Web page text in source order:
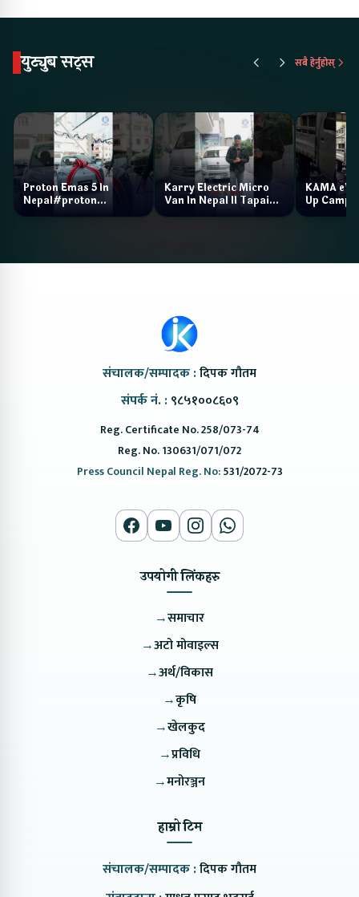
युट्युब सट्स सबै हेर्नुहोस्
Proton Emas 5 In
Nepal#proton
#protonemas5#protonnepal#evcarnepal
Karry Electric Micro
Van In Nepal II Tapaiko
Bazar II Jankari
KAMA eV
Up Camp
संचालक/सम्पादक :दिपक गौतम
संपर्क नं. : ९८५१००८६०९
Reg. Certificate No. 258/073-74
Reg. No. 130631/071/072
Press Council Nepal Reg. No:531/2072-73
उपयोगी लिंकहरु
→समाचार
→अटो मोवाइल्स
→अर्थ/विकास
→कृषि
→खेलकुद
→प्रविधि
→मनोरञ्जन
हाम्रो टिम
संचालक/सम्पादक :दिपक गौतम